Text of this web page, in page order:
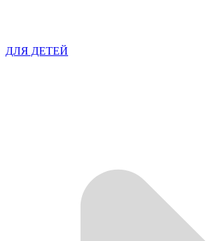
ДЛЯ ДЕТЕЙ